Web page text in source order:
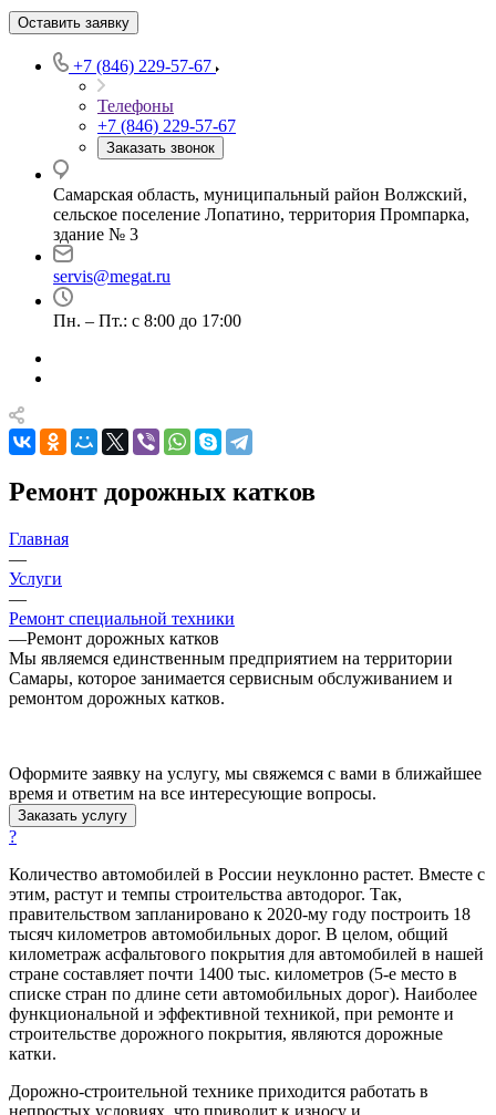
Оставить заявку
+7 (846) 229-57-67
Телефоны
+7 (846) 229-57-67
Заказать звонок
Самарская область, муниципальный район Волжский,
сельское поселение Лопатино, территория Промпарка,
здание № 3
servis@megat.ru
Пн. – Пт.: с 8:00 до 17:00
Ремонт дорожных катков
Главная
—
Услуги
—
Ремонт специальной техники
—Ремонт дорожных катков
Мы являемся единственным предприятием на территории
Самары, которое занимается сервисным обслуживанием и
ремонтом дорожных катков.
Оформите заявку на услугу, мы свяжемся с вами в ближайшее
время и ответим на все интересующие вопросы.
Заказать услугу
?
Количество автомобилей в России неуклонно растет. Вместе с
этим, растут и темпы строительства автодорог. Так,
правительством запланировано к 2020-му году построить 18
тысяч километров автомобильных дорог. В целом, общий
километраж асфальтового покрытия для автомобилей в нашей
стране составляет почти 1400 тыс. километров (5-е место в
списке стран по длине сети автомобильных дорог). Наиболее
функциональной и эффективной техникой, при ремонте и
строительстве дорожного покрытия, являются дорожные
катки.
Дорожно-строительной технике приходится работать в
непростых условиях, что приводит к износу и